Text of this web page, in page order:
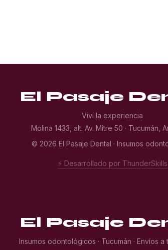
El Pasaje
Viví la experiencia
Molina 1433, alt. Av. Mitre 50 · Tucumán,
© 2026 El Pasaje Dental · Insumos
⚡ Desarrollado por ThunderSkills
El Pasaje
Insumos odontológicos · Tucumán · Envíos